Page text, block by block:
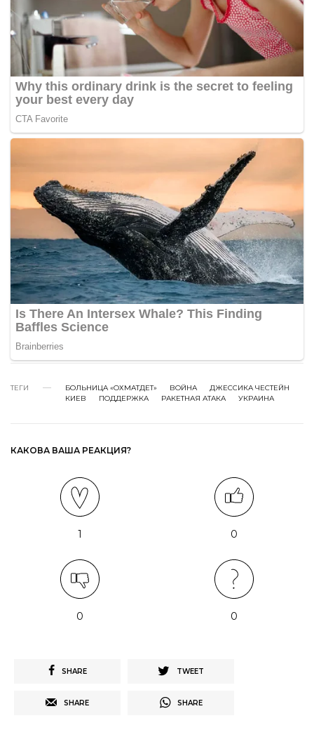
ТЕГИ БОЛЬНИЦА «ОХМАТДЕТ» ВОЙНА
ДЖЕССИКА ЧЕСТЕЙН
КИЕВ
ПОДДЕРЖКА РАКЕТНАЯ АТАКА УКРАИНА
КАКОВА ВАША РЕАКЦИЯ?
1 0
0 0
SHARE TWEET
SHARE SHARE